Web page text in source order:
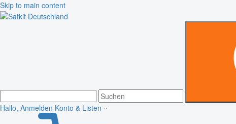
Skip to main content
Hallo, Anmelden Konto & Listen